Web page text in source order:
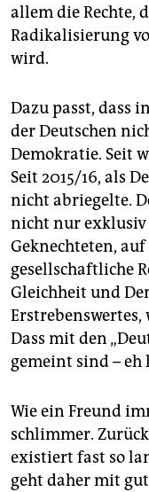
allem die Rechte,
Radikalisierung
wird.
Dazu passt, dass
der Deutschen
Demokratie. Seit
Seit 2015/16, als
nicht abriegelte.
nicht nur exklusiv
Geknechteten,
gesellschaftliche
Gleichheit und
Dass mit den
gemeint sind – eh
Wie ein Freund
schlimmer.
existiert fast so
geht daher mit